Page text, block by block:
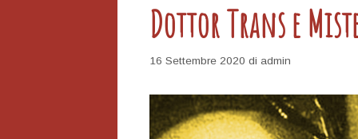
Dottor Trans e
16 Settembre 2020 di admin